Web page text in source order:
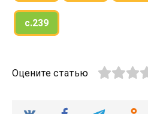
с.239
Оцените статью